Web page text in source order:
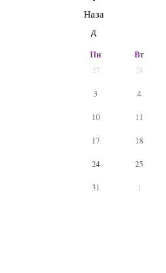
Наза
д
Пн Вт
27 28
3 4
10 11
17 18
24 25
31 1